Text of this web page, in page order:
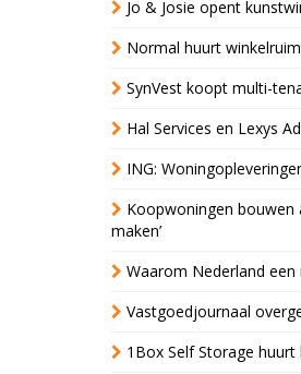
Jo & Josie opent
Normal huurt
SynVest koopt multi-
Hal Services en Lexys
ING:
Koopwoningen bouwen
maken’
Waarom Nederland
Vastgoedjournaal
1Box Self Storage